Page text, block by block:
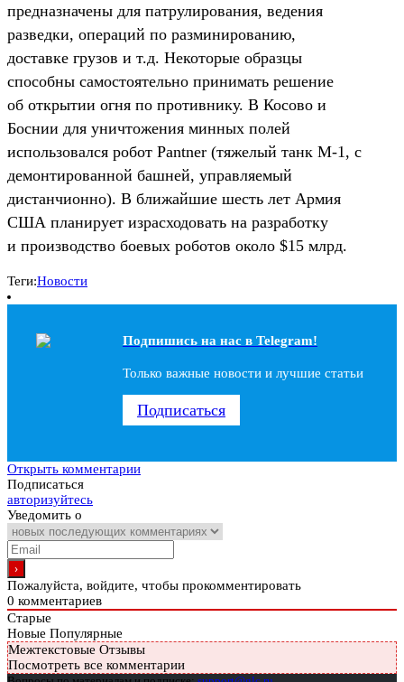
предназначены для патрулирования, ведения
разведки, операций по разминированию,
доставке грузов и т.д. Некоторые образцы
способны самостоятельно принимать решение
об открытии огня по противнику. В Косово и
Боснии для уничтожения минных полей
использовался робот Pantner (тяжелый танк М-1, с
демонтированной башней, управляемый
дистанчионно). В ближайшие шесть лет Армия
США планирует израсходовать на разработку
и производство боевых роботов около $15 млрд.
Теги:Новости
Подпишись на наc в Telegram!
Только важные новости и лучшие статьи
Подписаться
Открыть комментарии
Подписаться
авторизуйтесь
Уведомить о
Пожалуйста, войдите, чтобы прокомментировать
0 комментариев
Старые
Новые Популярные
Межтекстовые Отзывы
Посмотреть все комментарии